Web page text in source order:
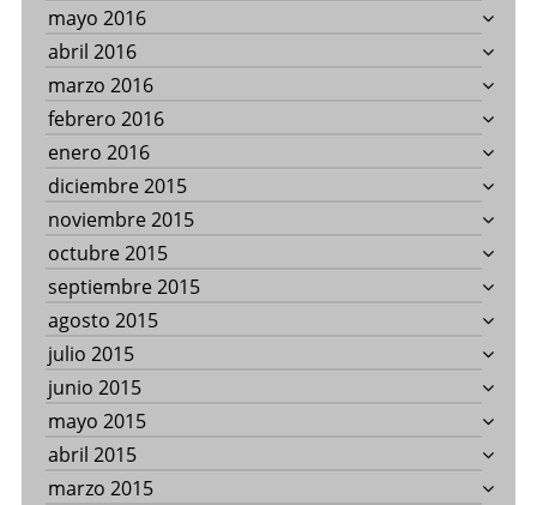
mayo 2016
abril 2016
marzo 2016
febrero 2016
enero 2016
diciembre 2015
noviembre 2015
octubre 2015
septiembre 2015
agosto 2015
julio 2015
junio 2015
mayo 2015
abril 2015
marzo 2015